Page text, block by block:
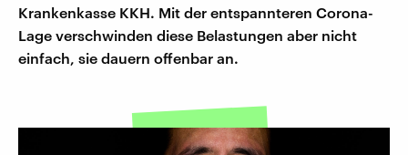
Krankenkasse KKH. Mit der entspannteren Corona-
Lage verschwinden diese Belastungen aber nicht
einfach, sie dauern offenbar an.